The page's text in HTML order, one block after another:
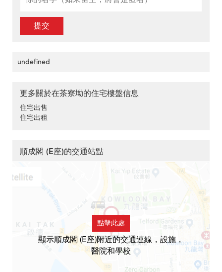
提交
undefined
更多關於在茶寮坳的住宅樓盤信息
住宅出售
住宅出租
順成閣 (E座)的交通站點
點擊此處
顯示順成閣 (E座)附近的交通連線，設施，
醫院和學校